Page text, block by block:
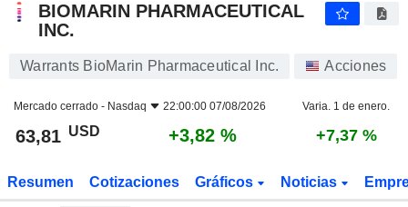
BIOMARIN PHARMACEUTICAL
INC.
Warrants BioMarin Pharmaceutical Inc. Acciones
Mercado cerrado - Nasdaq 22:00:00 07/08/2026 Varia. 1 de enero.
63,81 USD +3,82 % +7,37 %
Resumen Cotizaciones Gráficos Noticias